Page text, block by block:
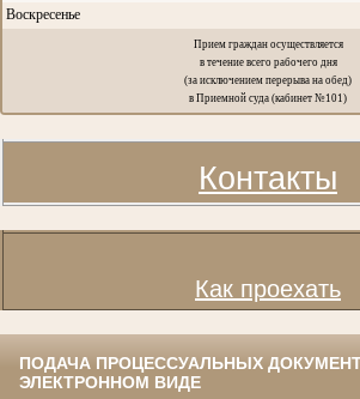
Воскресенье
Прием граждан осуществляется
в течение всего рабочего дня
(за исключением перерыва на обед)
в Приемной суда (кабинет №101)
Контакты
Как проехать
ПОДАЧА ПРОЦЕССУАЛЬНЫХ
ЭЛЕКТРОННОМ ВИДЕ